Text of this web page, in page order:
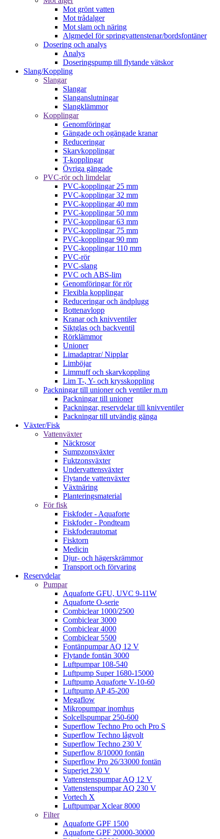
Mot grönt vatten
Mot trådalger
Mot slam och näring
Algmedel för springvattenstenar/bordsfontäner
Dosering och analys
Analys
Doseringspump till flytande vätskor
Slang/Koppling
Slangar
Slangar
Slanganslutningar
Slangklämmor
Kopplingar
Genomföringar
Gängade och ogängade kranar
Reduceringar
Skarvkopplingar
T-kopplingar
Övriga gängade
PVC-rör och limdelar
PVC-kopplingar 25 mm
PVC-kopplingar 32 mm
PVC-kopplingar 40 mm
PVC-kopplingar 50 mm
PVC-kopplingar 63 mm
PVC-kopplingar 75 mm
PVC-kopplingar 90 mm
PVC-kopplingar 110 mm
PVC-rör
PVC-slang
PVC och ABS-lim
Genomföringar för rör
Flexibla kopplingar
Reduceringar och ändplugg
Bottenavlopp
Kranar och knivventiler
Siktglas och backventil
Rörklämmor
Unioner
Limadaptrar/ Nipplar
Limböjar
Limmuff och skarvkoppling
Lim T-, Y- och krysskoppling
Packningar till unioner och ventiler m.m
Packningar till unioner
Packningar, reservdelar till knivventiler
Packningar till utvändig gänga
Växter/Fisk
Vattenväxter
Näckrosor
Sumpzonsväxter
Fuktzonsväxter
Undervattensväxter
Flytande vattenväxter
Växtnäring
Planteringsmaterial
För fisk
Fiskfoder - Aquaforte
Fiskfoder - Pondteam
Fiskfoderautomat
Fisktorn
Medicin
Djur- och hägerskrämmor
Transport och förvaring
Reservdelar
Pumpar
Aquaforte GFU, UVC 9-11W
Aquaforte O-serie
Combiclear 1000/2500
Combiclear 3000
Combiclear 4000
Combiclear 5500
Fontänpumpar AQ 12 V
Flytande fontän 3000
Luftpumpar 108-540
Luftpump Super 1680-15000
Luftpump Aquaforte V-10-60
Luftpump AP 45-200
Megaflow
Mikropumpar inomhus
Solcellspumpar 250-600
Superflow Techno Pro och Pro S
Superflow Techno lågvolt
Superflow Techno 230 V
Superflow 8/10000 fontän
Superflow Pro 26/33000 fontän
Superjet 230 V
Vattenstenspumpar AQ 12 V
Vattenstenspumpar AQ 230 V
Vortech X
Luftpumpar Xclear 8000
Filter
Aquaforte GPF 1500
Aquaforte GPF 20000-30000